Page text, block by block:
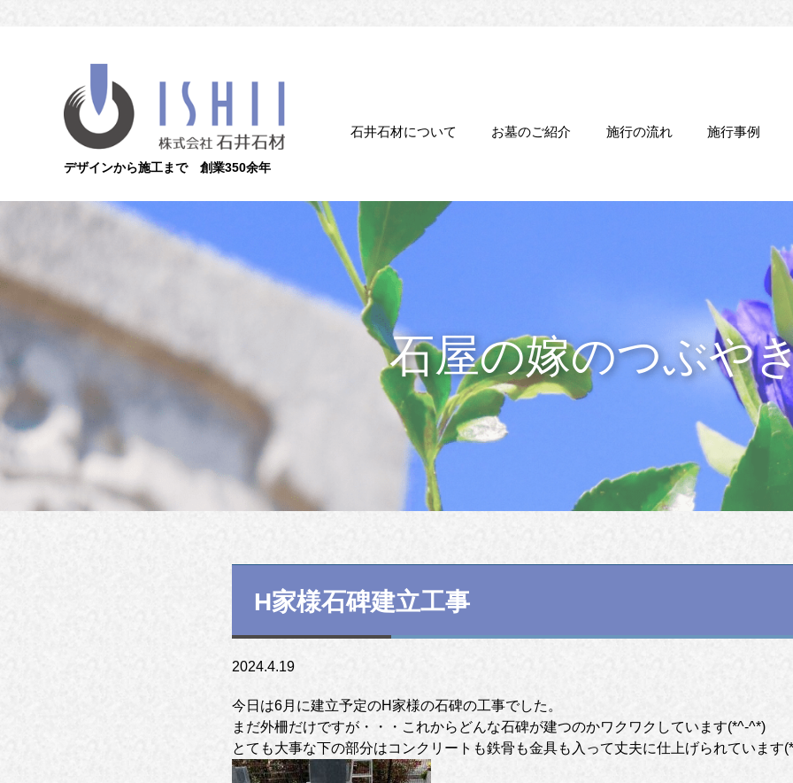
デザインから施工まで 創業350余年
石井石材について お墓のご紹介 施行の流れ 施行事例
石屋の嫁のつぶや
H家様石碑建立工事
2024.4.19
今日は6月に建立予定のH家様の石碑の工事でした。
まだ外柵だけですが・・・これからどんな石碑が建つのかワクワクしています(*^-^*)
とても大事な下の部分はコンクリートも鉄骨も金具も入って丈夫に仕上げられています